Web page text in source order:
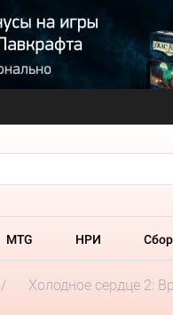
MTG НРИ
Холодное сердце 2: